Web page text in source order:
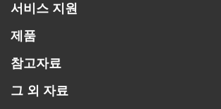
서비스 지원
제품
참고자료
그 외 자료